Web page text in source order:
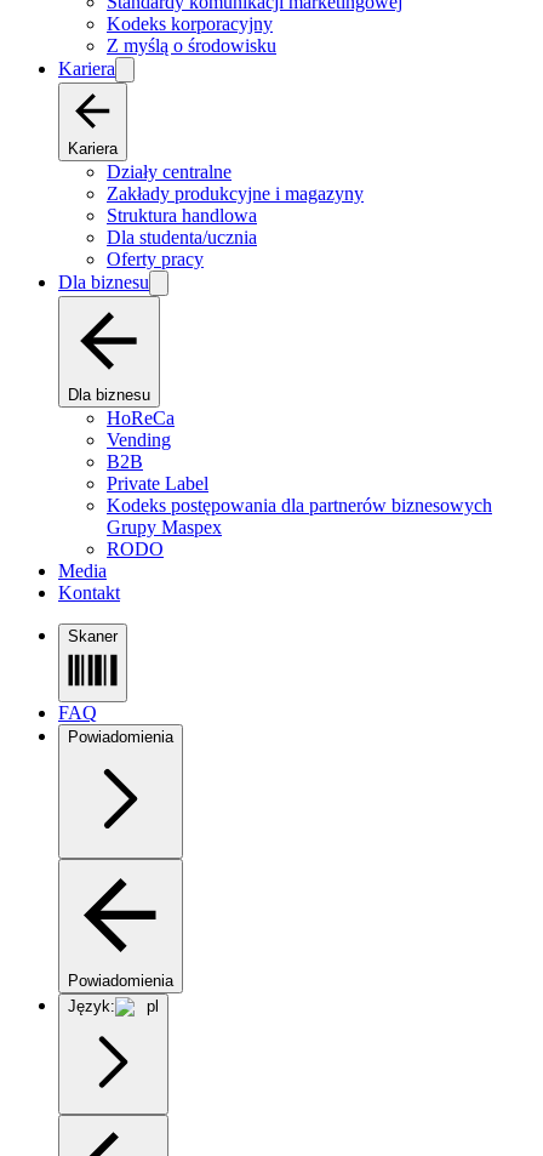
Kodeks korporacyjny
Z myślą o środowisku
Kariera
Kariera
Działy centralne
Zakłady produkcyjne i magazyny
Struktura handlowa
Dla studenta/ucznia
Oferty pracy
Dla biznesu
Dla biznesu
HoReCa
Vending
B2B
Private Label
Kodeks postępowania dla partnerów biznesowych
Grupy Maspex
RODO
Media
Kontakt
Skaner
FAQ
Powiadomienia
Powiadomienia
Język:
pl